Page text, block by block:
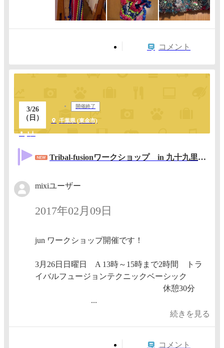
コメント
3/26
（日）
開催終了
千葉県 (東金市)
1人
Tribal-fusionワークショップ in 九十九里浜 東金
mixiユーザー
2017年02月09日
jun ワークショップ開催です！
3月26日日曜日 A 13時～15時まで2時間 トラ
イバルフュージョンテクニックベーシック
休憩30分
...
続きを見る
コメント